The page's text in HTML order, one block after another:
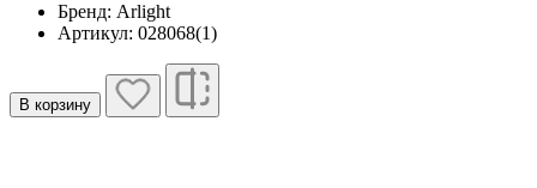
Бренд: Arlight
Артикул: 028068(1)
В корзину